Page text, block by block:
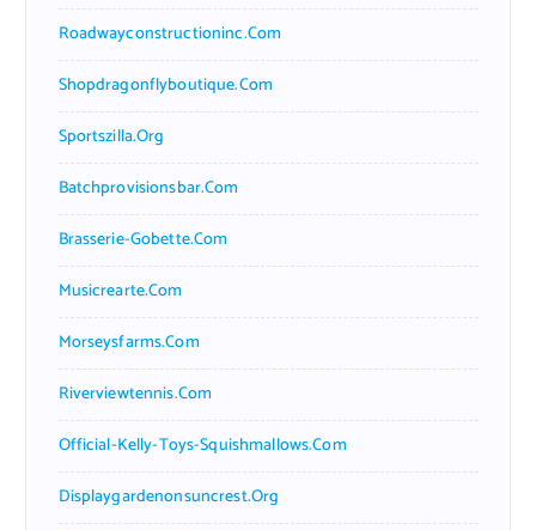
Roadwayconstructioninc.com
Shopdragonflyboutique.com
Sportszilla.org
Batchprovisionsbar.com
Brasserie-Gobette.com
Musicrearte.com
Morseysfarms.com
Riverviewtennis.com
Official-Kelly-Toys-Squishmallows.com
Displaygardenonsuncrest.org